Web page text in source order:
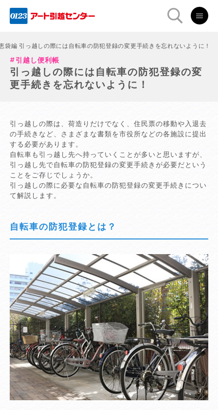
袋編 引っ越しの際には自転車の防犯登録の変更手続きを忘れないように！
引越し便利帳
引っ越しの際には自転車の防犯登録の変
更手続きを忘れないように！
引っ越しの際は、荷造りだけでなく、住民票の移動や入退去
の手続きなど、さまざまな書類を市役所などの各施設に提出
する必要があります。
自転車も引っ越し先へ持っていくことが多いと思いますが、
引っ越し先で自転車の防犯登録の変更手続きが必要だという
ことをご存じでしょうか。
引っ越しの際に必要な自転車の防犯登録の変更手続きについ
て解説します。
自転車の防犯登録とは？